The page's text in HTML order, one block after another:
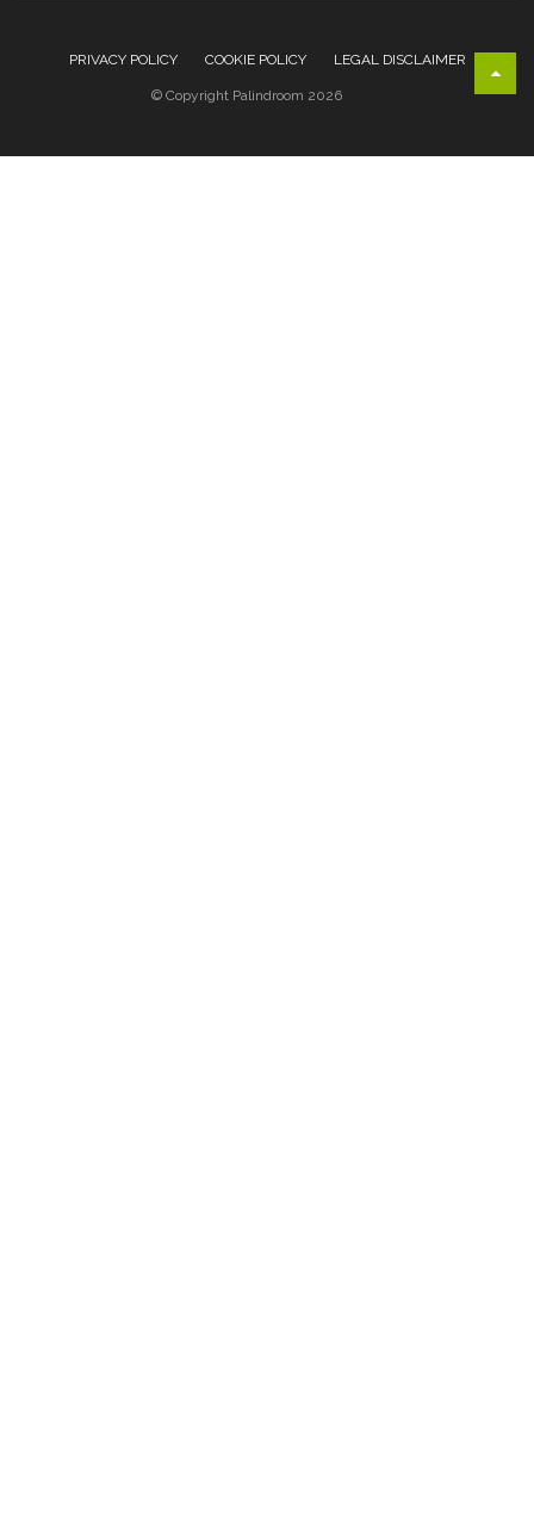
PRIVACY POLICY COOKIE POLICY LEGAL DISCLAIMER
© Copyright Palindroom 2026